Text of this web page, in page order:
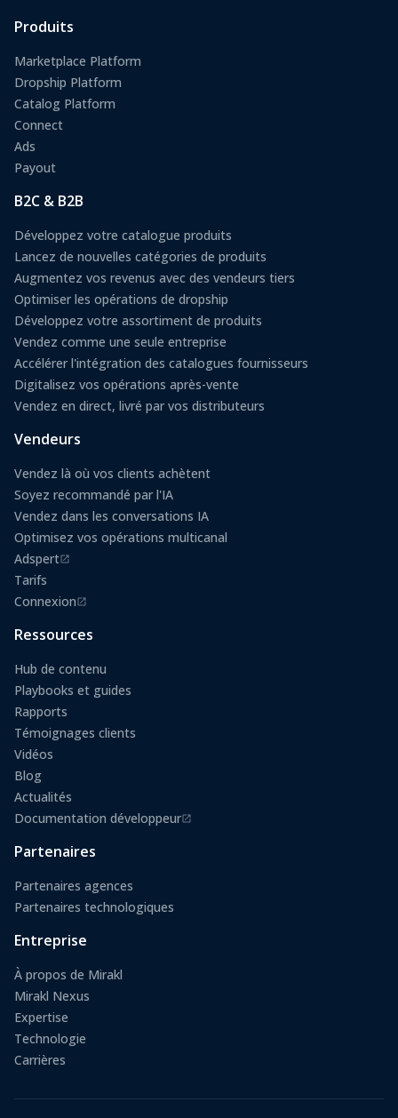
Produits
Marketplace Platform
Dropship Platform
Catalog Platform
Connect
Ads
Payout
B2C & B2B
Développez votre catalogue produits
Lancez de nouvelles catégories de produits
Augmentez vos revenus avec des vendeurs tiers
Optimiser les opérations de dropship
Développez votre assortiment de produits
Vendez comme une seule entreprise
Accélérer l'intégration des catalogues fournisseurs
Digitalisez vos opérations après-vente
Vendez en direct, livré par vos distributeurs
Vendeurs
Vendez là où vos clients achètent
Soyez recommandé par l'IA
Vendez dans les conversations IA
Optimisez vos opérations multicanal
Adspert
(s'ouvre dans un nouvel onglet)
Tarifs
Connexion
(s'ouvre dans un nouvel onglet)
Ressources
Hub de contenu
Playbooks et guides
Rapports
Témoignages clients
Vidéos
Blog
Actualités
Documentation développeur
(s'ouvre dans un nouvel onglet)
Partenaires
Partenaires agences
Partenaires technologiques
Entreprise
À propos de Mirakl
Mirakl Nexus
Expertise
Technologie
Carrières